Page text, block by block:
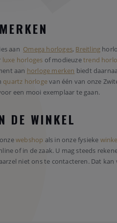
aan Omega horloges, Breitling
luxe horloges of modieuzetrend
aan horloge merken biedt
quartz horlogevan één van onze
een mooi exemplaar te gaan.
DE WINKEL
webshop als in onze fysieke
of in de zaak. U mag steeds
niet ons te contacteren. Dat kan